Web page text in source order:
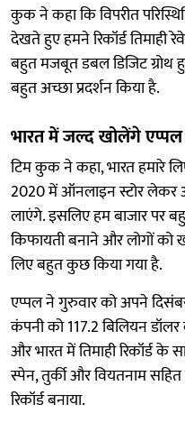
कुक ने कहा कि विपरीत
देखते हुए हमने रिकॉर्ड तिमाही
बहुत मजबूत डबल डिजिट
बहुत अच्छा प्रदर्शन किया है.
भारत में जल्द खोलेंगे एप्पल
टिम कुक ने कहा, भारत हमारे
2020 में ऑनलाइन स्टोर लेकर
लाएंगे. इसलिए हम बाजार पर
किफायती बनाने और लोगों
लिए बहुत कुछ किया गया है.
एप्पल ने गुरुवार को अपने
कंपनी को 117.2 बिलियन
और भारत में तिमाही रिकॉर्ड के
स्पेन, तुर्की और वियतनाम
रिकॉर्ड बनाया.